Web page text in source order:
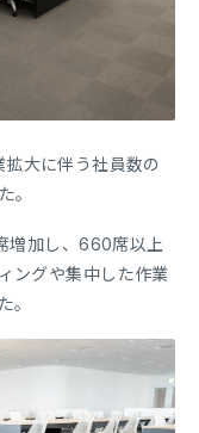
大に伴う社員数の
。
増加し、660席以上
ングや集中した作業
。